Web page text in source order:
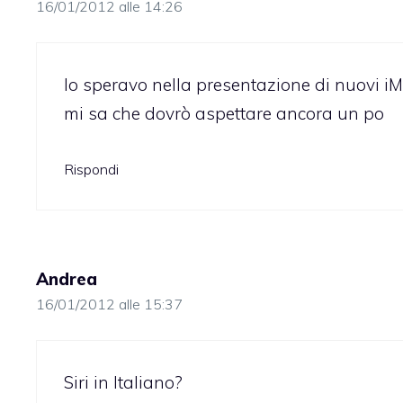
16/01/2012 alle 14:26
Io speravo nella presentazione di nuovi
mi sa che dovrò aspettare ancora un po
Rispondi
Andrea
16/01/2012 alle 15:37
Siri in Italiano?